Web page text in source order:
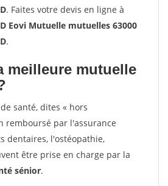
. Faites votre devis en ligne à
Eovi Mutuelle mutuelles 63000
.
meilleure mutuelle
santé, dites « hors
remboursé par l'assurance
dentaires, l'ostéopathie,
être prise en charge par la
sénior.